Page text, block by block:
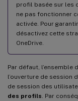
profil basée sur les
ne pas fonctionner
activée. Pour
désactivez cette
OneDrive.
Par défaut,
l’ouverture de session
de session des
des profils . Par